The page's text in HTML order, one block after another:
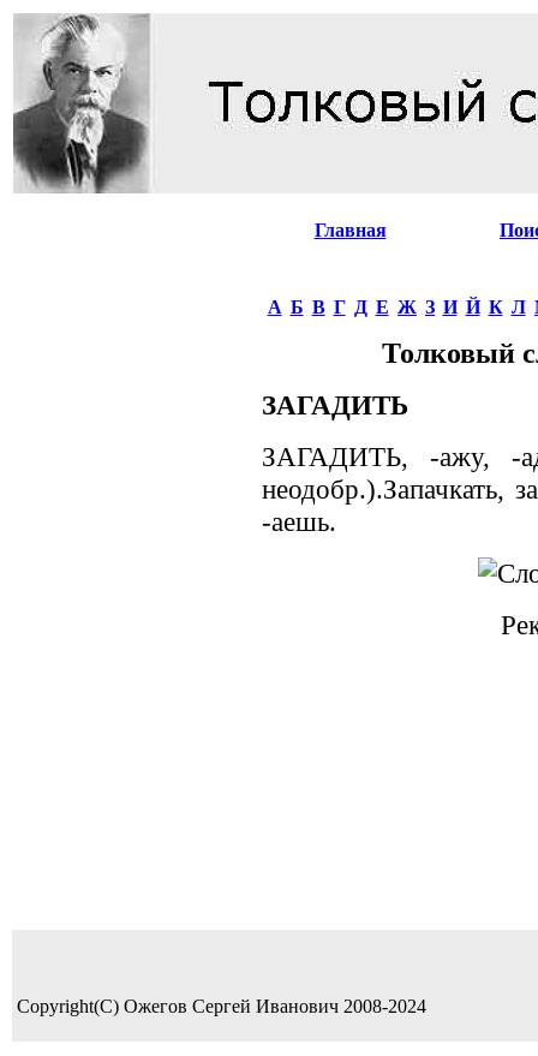
Главная
А Б В Г Д Е Ж З И Й К Л
Толковый
ЗАГАДИТЬ
ЗАГАДИТЬ, -ажу, -
неодобр.).Запачкать,
-аешь.
Copyright(C) Ожегов Сергей Иванович 2008-2024